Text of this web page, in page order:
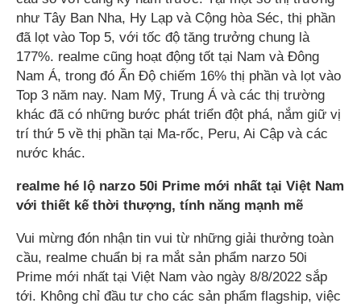
như Tây Ban Nha, Hy Lạp và Cộng hòa Séc, thị phần
đã lọt vào Top 5, với tốc độ tăng trưởng chung là
177%. realme cũng hoạt động tốt tại Nam và Đông
Nam Á, trong đó Ấn Độ chiếm 16% thị phần và lọt vào
Top 3 năm nay. Nam Mỹ, Trung Á và các thị trường
khác đã có những bước phát triển đột phá, nắm giữ vị
trí thứ 5 về thị phần tại Ma-rốc, Peru, Ai Cập và các
nước khác.
realme hé lộ narzo 50i Prime mới nhất tại Việt Nam
với thiết kế thời thượng, tính năng mạnh mẽ
Vui mừng đón nhận tin vui từ những giải thưởng toàn
cầu, realme chuẩn bị ra mắt sản phẩm narzo 50i
Prime mới nhất tại Việt Nam vào ngày 8/8/2022 sắp
tới. Không chỉ đầu tư cho các sản phẩm flagship, việc